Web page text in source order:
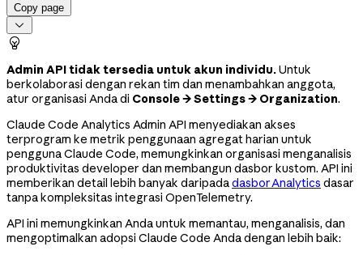
Copy page


Admin API tidak tersedia untuk akun individu.Untuk
berkolaborasi dengan rekan tim dan menambahkan anggota,
atur organisasi Anda di Console → Settings → Organization.
Claude Code Analytics Admin API menyediakan akses
terprogram ke metrik penggunaan agregat harian untuk
pengguna Claude Code, memungkinkan organisasi menganalisis
produktivitas developer dan membangun dasbor kustom. API ini
memberikan detail lebih banyak daripadadasbor Analytics dasar
tanpa kompleksitas integrasi OpenTelemetry.
API ini memungkinkan Anda untuk memantau, menganalisis, dan
mengoptimalkan adopsi Claude Code Anda dengan lebih baik: